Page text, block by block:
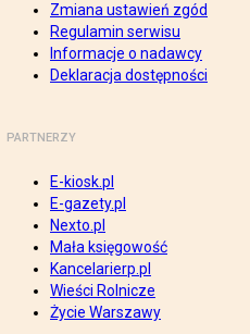
Zmiana ustawień zgód
Regulamin serwisu
Informacje o nadawcy
Deklaracja dostępności
PARTNERZY
E-kiosk.pl
E-gazety.pl
Nexto.pl
Mała księgowość
Kancelarierp.pl
Wieści Rolnicze
Życie Warszawy